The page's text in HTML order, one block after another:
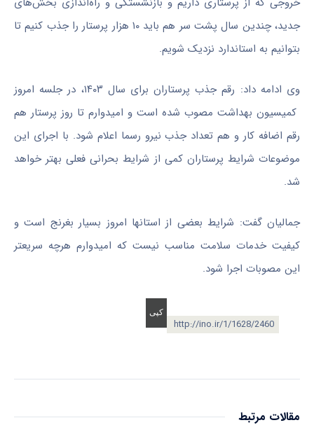
جدید، چندین سال پشت سر هم باید ۱۰ هزار پرستار را جذب کنیم تا
بتوانیم به استاندارد نزدیک شویم.
وی ادامه داد: رقم جذب پرستاران برای سال ۱۴۰۳، در جلسه امروز
کمیسیون بهداشت مصوب شده است و امیدوارم تا روز پرستار هم
رقم اضافه کار و هم تعداد جذب نیرو رسما اعلام شود. با اجرای این
موضوعات شرایط پرستاران کمی از شرایط بحرانی فعلی بهتر خواهد
شد.
جمالیان گفت: شرایط بعضی از استانها امروز بسیار بغرنج است و
کیفیت خدمات سلامت مناسب نیست که امیدوارم هرچه سریعتر
این مصوبات اجرا شود.
http://ino.ir/1/1628/2460
مقالات مرتبط